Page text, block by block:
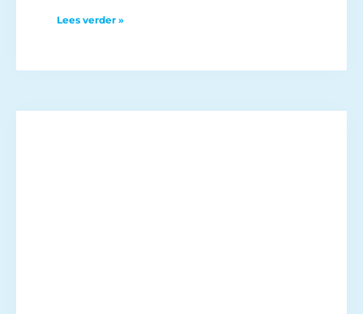
Lees verder »